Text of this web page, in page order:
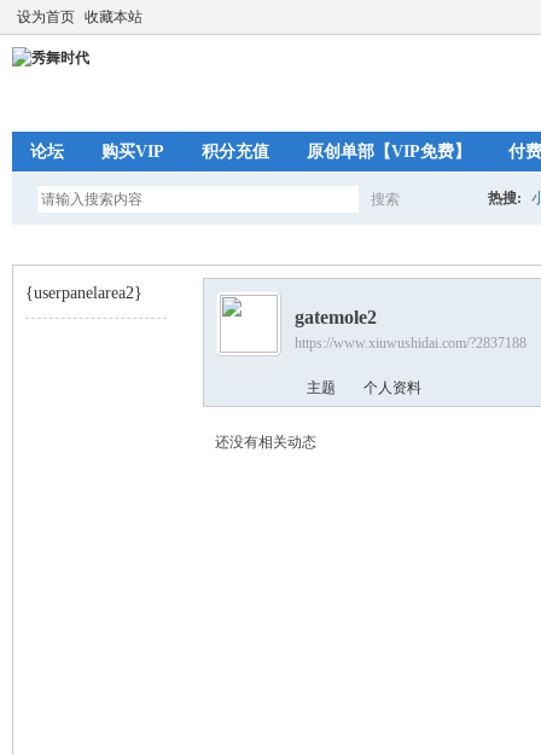
设为首页 收藏本站
论坛 购买VIP 积分充值 原创单部【VIP免费】 付
搜索
索
热搜:
{userpanelarea2}
gatemole2
https://www.xiuwushidai.com/?2837188
主题 个人资料
还没有相关动态